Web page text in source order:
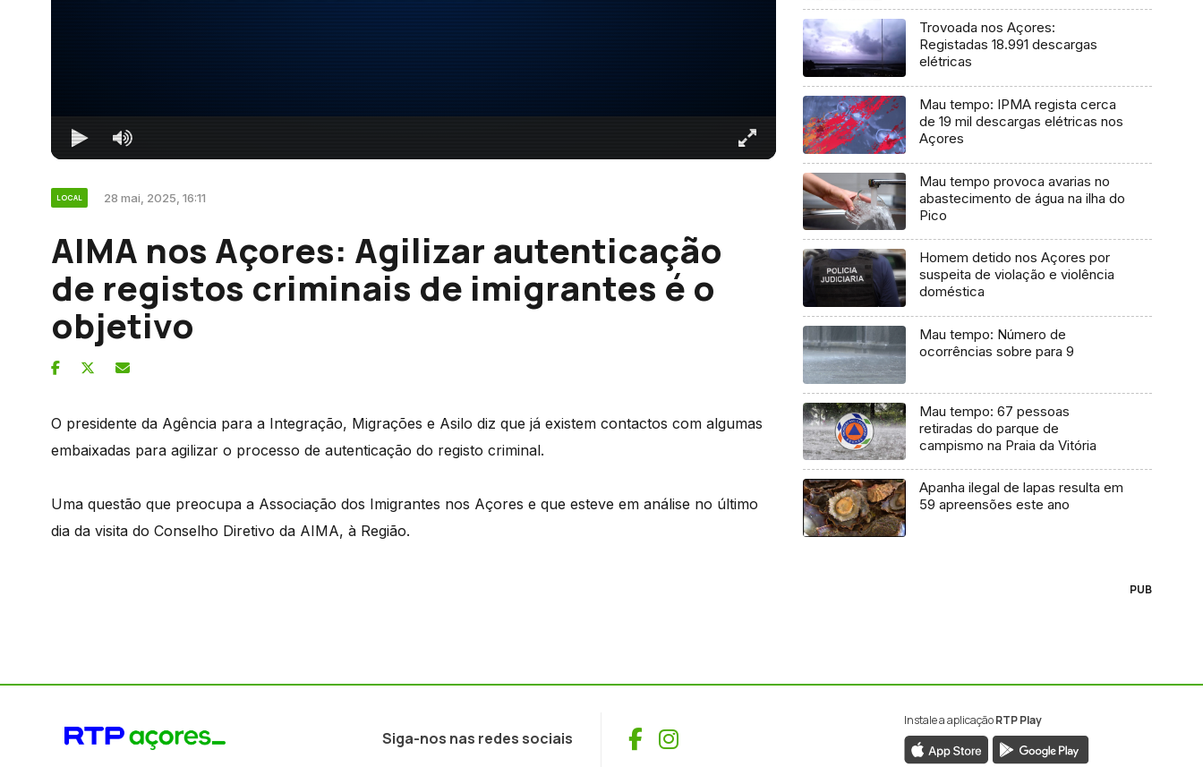
LOCAL 28 mai, 2025, 16:11
AIMA nos Açores: Agilizar autenticação
de registos criminais de imigrantes é o
objetivo
O presidente da Agência para a Integração, Migrações e Asilo diz que já existem contactos com algumas
embaixadas para agilizar o processo de autenticação do registo criminal.
Uma questão que preocupa a Associação dos Imigrantes nos Açores e que esteve em análise no último
dia da visita do Conselho Diretivo da AIMA, à Região.
Trovoada nos Açores:
Registadas 18.991 descargas
elétricas
Mau tempo: IPMA regista cerca
de 19 mil descargas elétricas nos
Açores
Mau tempo provoca avarias no
abastecimento de água na ilha do
Pico
Homem detido nos Açores por
suspeita de violação e violência
doméstica
Mau tempo: Número de
ocorrências sobre para 9
Mau tempo: 67 pessoas
retiradas do parque de
campismo na Praia da Vitória
Apanha ilegal de lapas resulta em
59 apreensões este ano
PUB
Siga-nos nas redes sociais Facebook
Instagram
Instale a aplicaçãoRTP Play